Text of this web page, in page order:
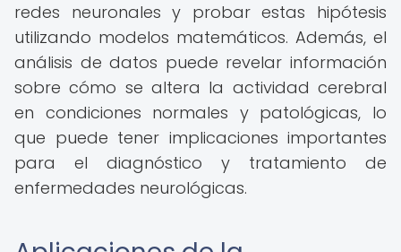
redes neuronales y probar estas hipótesis
utilizando modelos matemáticos. Además, el
análisis de datos puede revelar información
sobre cómo se altera la actividad cerebral
en condiciones normales y patológicas, lo
que puede tener implicaciones importantes
para el diagnóstico y tratamiento de
enfermedades neurológicas.